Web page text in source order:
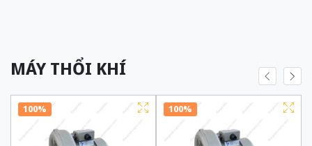
MÁY THỔI KHÍ
100% 100%